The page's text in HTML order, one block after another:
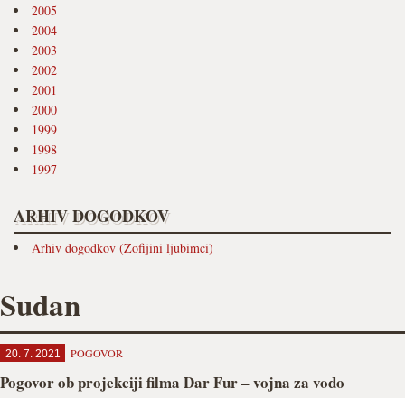
2005
2004
2003
2002
2001
2000
1999
1998
1997
ARHIV DOGODKOV
Arhiv dogodkov (Zofijini ljubimci)
Sudan
20. 7. 2021 POGOVOR
Pogovor ob projekciji filma Dar Fur – vojna za vodo